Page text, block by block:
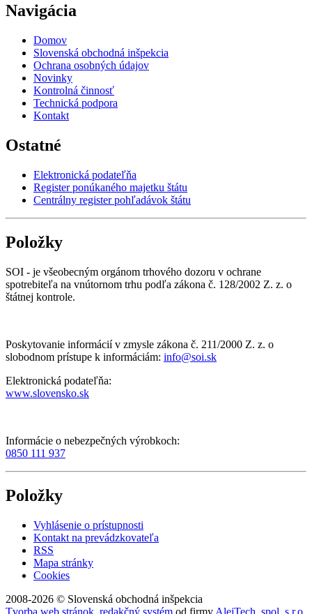
Navigácia
Domov
Slovenská obchodná inšpekcia
Ochrana osobných údajov
Novinky
Kontrolná činnosť
Technická podpora
Kontakt
Ostatné
Elektronická podateľňa
Register ponúkaného majetku štátu
Centrálny register pohľadávok štátu
Položky
SOI - je všeobecným orgánom trhového dozoru v ochrane
spotrebiteľa na vnútornom trhu podľa zákona č. 128/2002 Z. z. o
štátnej kontrole.
Poskytovanie informácií v zmysle zákona č. 211/2000 Z. z. o
slobodnom prístupe k informáciám: info@soi.sk
Elektronická podateľňa:
www.slovensko.sk
Informácie o nebezpečných výrobkoch:
0850 111 937
Položky
Vyhlásenie o prístupnosti
Kontakt na prevádzkovateľa
RSS
Mapa stránky
Cookies
2008-2026 © Slovenská obchodná inšpekcia
Tvorba web stránok redakčný systém od firmy AlejTech, spol. s r.o.